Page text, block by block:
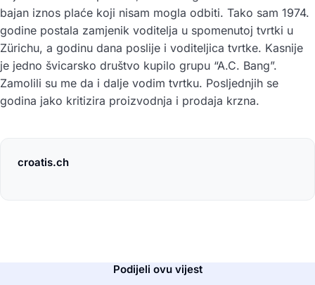
bajan iznos plaće koji nisam mogla odbiti. Tako sam 1974.
godine postala zamjenik voditelja u spomenutoj tvrtki u
Zürichu, a godinu dana poslije i voditeljica tvrtke. Kasnije
je jedno švicarsko društvo kupilo grupu “A.C. Bang”.
Zamolili su me da i dalje vodim tvrtku. Posljednjih se
godina jako kritizira proizvodnja i prodaja krzna.
croatis.ch
Podijeli ovu vijest